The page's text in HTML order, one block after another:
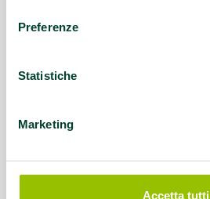
Preferenze
Statistiche
Marketing
Accetta tutti